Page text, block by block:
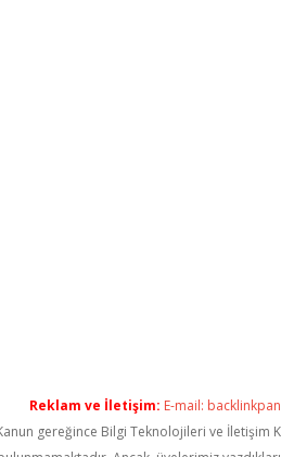
Reklam ve İletişim: E-mail:
Kanun gereğince Bilgi Teknolojileri ve